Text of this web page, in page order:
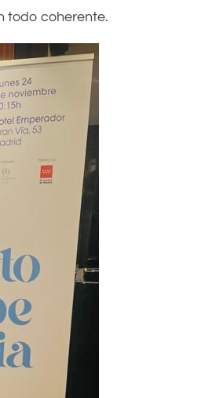
todo coherente.